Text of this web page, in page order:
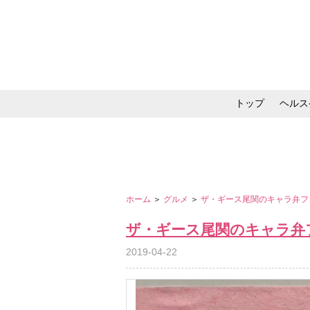
トップ ヘル
ホーム ＞ グルメ ＞ ザ・ギース尾関のキャラ弁
ザ・ギース尾関のキャラ
2019-04-22